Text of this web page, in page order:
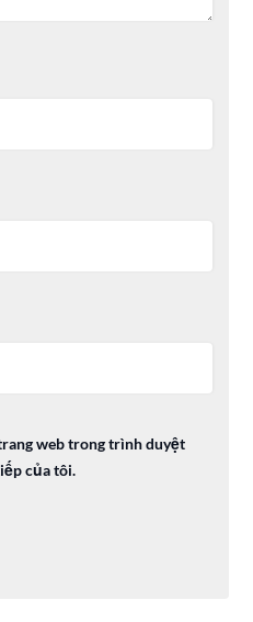
web trong trình duyệt
của tôi.